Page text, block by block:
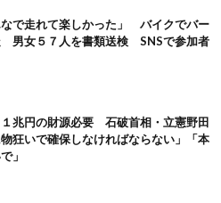
なで走れて楽しかった」 バイクでバー
男女５７人を書類送検 SNSで参加者
兆円の財源必要 石破首相・立憲野田
狂いで確保しなければならない」「本
」